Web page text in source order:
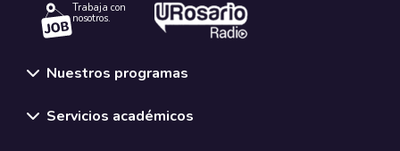
Trabaja con
nosotros.
Nuestros programas
Servicios académicos